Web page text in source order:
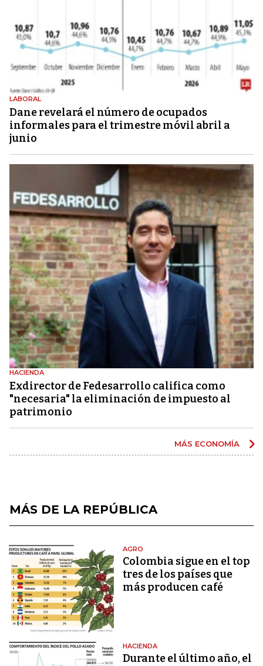
LABORAL
Dane revelará el número de ocupados
informales para el trimestre móvil abril a
junio
HACIENDA
Exdirector de Fedesarrollo califica como
"necesaria" la eliminación de impuesto al
patrimonio
MÁS ECONOMÍA
MÁS DE LA REPÚBLICA
AGRO
Colombia sigue en el top
tres de los países que
más producen café
HACIENDA
Durante el último año, el